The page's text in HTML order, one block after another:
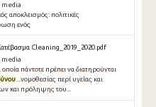
media
αποκλεισμός: πολιτικές
ενός
Cleaning_2019_2020.pdf
media
πάντοτε πρέπει να διατηρούνται
...νομοθεσίας περί υγείας και
και πρόληψης του...